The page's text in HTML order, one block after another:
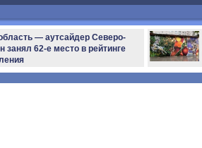
— аутсайдер Северо-
занял 62-е место в рейтинге